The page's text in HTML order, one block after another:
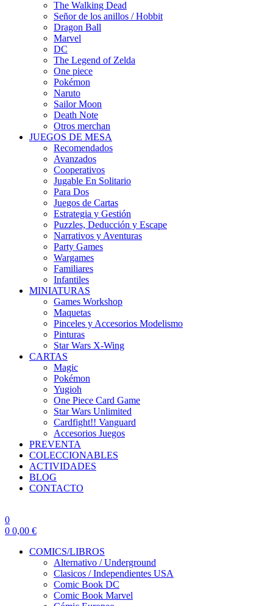
The Walking Dead
Señor de los anillos / Hobbit
Dragon Ball
Marvel
DC
The Legend of Zelda
One piece
Pokémon
Naruto
Sailor Moon
Death Note
Otros merchan
JUEGOS DE MESA
Recomendados
Avanzados
Cooperativos
Jugable En Solitario
Para Dos
Juegos de Cartas
Estrategia y Gestión
Puzzles, Deducción y Escape
Narrativos y Aventuras
Party Games
Wargames
Familiares
Infantiles
MINIATURAS
Games Workshop
Maquetas
Pinceles y Accesorios Modelismo
Pinturas
Star Wars X-Wing
CARTAS
Magic
Pokémon
Yugioh
One Piece Card Game
Star Wars Unlimited
Cardfight!! Vanguard
Accesorios Juegos
PREVENTA
COLECCIONABLES
ACTIVIDADES
BLOG
CONTACTO
0
0 0,00 €
COMICS/LIBROS
Alternativo / Underground
Clasicos / Independientes USA
Comic Book DC
Comic Book Marvel